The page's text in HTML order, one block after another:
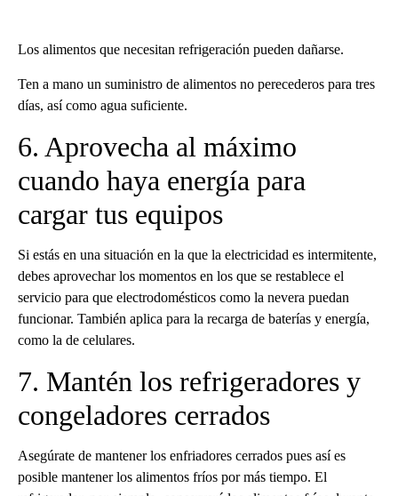
Los alimentos que necesitan refrigeración pueden dañarse.
Ten a mano un suministro de alimentos no perecederos para tres
días, así como agua suficiente.
6. Aprovecha al máximo
cuando haya energía para
cargar tus equipos
Si estás en una situación en la que la electricidad es intermitente,
debes aprovechar los momentos en los que se restablece el
servicio para que electrodomésticos como la nevera puedan
funcionar. También aplica para la recarga de baterías y energía,
como la de celulares.
7. Mantén los refrigeradores y
congeladores cerrados
Asegúrate de mantener los enfriadores cerrados pues así es
posible mantener los alimentos fríos por más tiempo. El